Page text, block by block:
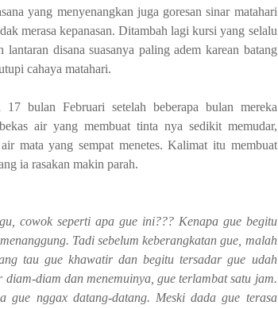
yang menyenangkan juga goresan sinar matahari
merasa kepanasan. Ditambah lagi kursi yang selalu
disana suasanya paling adem karean batang
cahaya matahari.
bulan Februari setelah beberapa bulan mereka
air yang membuat tinta nya sedikit memudar,
mata yang sempat menetes. Kalimat itu membuat
ia rasakan makin parah.
cowok seperti apa gue ini??? Kenapa gue begitu
Tadi sebelum keberangkatan gue, malah
tau gue khawatir dan begitu tersadar gue udah
diam dan menemuinya, gue terlambat satu jam.
gue nggax datang-datang. Meski dada gue terasa